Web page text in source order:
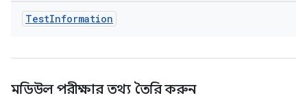
TestInformation
মডিউল পরীক্ষার তথ্য তৈরি করুন